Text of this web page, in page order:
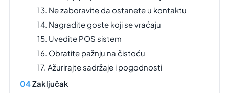
13. Ne zaboravite da ostanete u kontaktu
14. Nagradite goste koji se vraćaju
15. Uvedite POS sistem
16. Obratite pažnju na čistoću
17. Ažurirajte sadržaje i pogodnosti
Zaključak